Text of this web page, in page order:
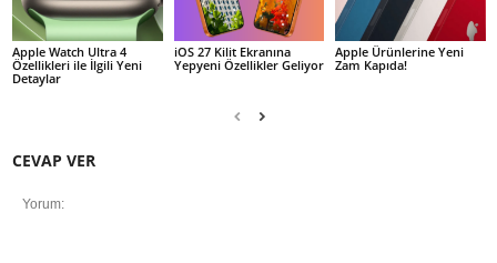
Apple Watch Ultra 4
Özellikleri ile İlgili Yeni
Detaylar
iOS 27 Kilit Ekranına
Yepyeni Özellikler Geliyor
Apple Ürünlerine Yeni
Zam Kapıda!
CEVAP VER